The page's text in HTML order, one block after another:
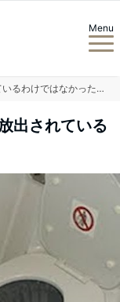
Menu
るわけではなかった…
出されている